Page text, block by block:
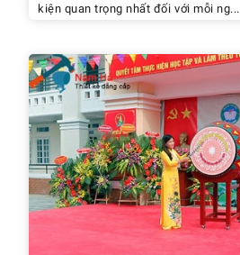
kiện quan trọng nhất đối với mỗi ng...